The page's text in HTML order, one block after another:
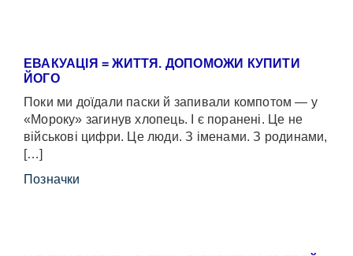
ЕВАКУАЦІЯ = ЖИТТЯ. ДОПОМОЖИ КУПИТИ
ЙОГО
Поки ми доїдали паски й запивали компотом — у
«Мороку» загинув хлопець. І є поранені. Це не
військові цифри. Це люди. З іменами. З родинами,
[…]
Позначки